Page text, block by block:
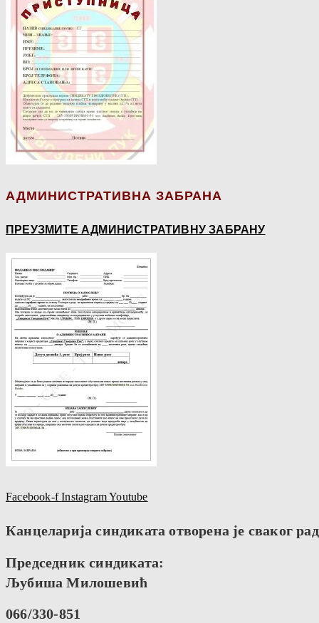
АДМИНИСТРАТИВНА ЗАБРАНА
ПРЕУЗМИТЕ АДМИНИСТРАТИВНУ ЗАБРАНУ
Facebook-f InstagramYoutube
Канцеларија синдиката отворена је сваког
Председник синдиката:
Љубиша Милошевић
066/330-851